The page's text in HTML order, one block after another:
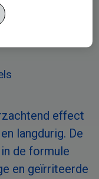
effect
langdurig. De
de formule
en geïrriteerde